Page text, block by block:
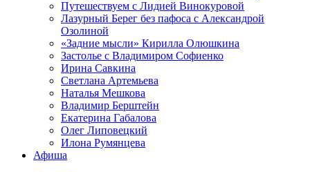
Путешествуем с Лидией Винокуровой
Лазурный Берег без пафоса с Александрой
Озолиной
«Задние мысли» Кирилла Олюшкина
Застолье с Владимиром Софиенко
Ирина Савкина
Светлана Артемьева
Наталья Мешкова
Владимир Берштейн
Екатерина Габалова
Олег Липовецкий
Илона Румянцева
Афиша